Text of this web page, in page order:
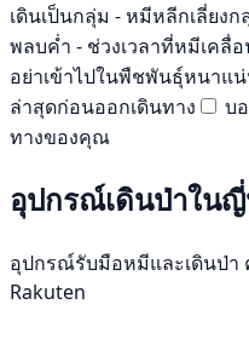
เดินเป็นกลุ่ม - หมีหลีกเลี่ยง
พลบค่ำ - ช่วงเวลาที่หมีเคลื่
อย่าเข้าไปในพืชพันธุ์หนาแ
ล่าสุดก่อนออกเดินทาง
บ
ทางของคุณ
อุปกรณ์เดินป่าใน
อุปกรณ์รับมือหมีและเดินป่า
Rakuten